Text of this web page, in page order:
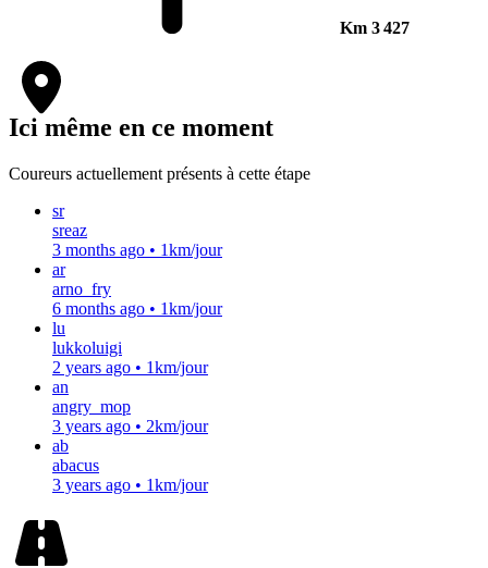
Km 3 427
Ici même en ce moment
Coureurs actuellement présents à cette étape
sr
sreaz
3 months ago • 1km/jour
ar
arno_fry
6 months ago • 1km/jour
lu
lukkoluigi
2 years ago • 1km/jour
an
angry_mop
3 years ago • 2km/jour
ab
abacus
3 years ago • 1km/jour